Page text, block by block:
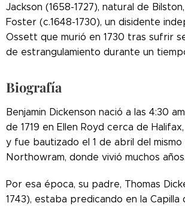
Jackson (1658-1727), natural de
Foster (c.1648-1730), un disidente
Ossett que murió en 1730 tras sufrir
de estrangulamiento durante un
Biografía
Benjamin Dickenson nació a las 4:30
de 1719 en Ellen Royd cerca de
y fue bautizado el 1 de abril del mismo
Northowram, donde vivió muchos años.
Por esa época, su padre, Thomas
1743), estaba predicando en la Capilla